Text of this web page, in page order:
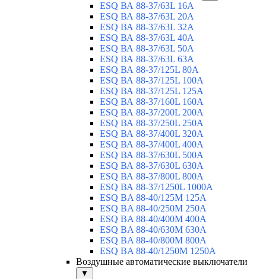
ESQ ВА 88-37/63L 16A
ESQ ВА 88-37/63L 20A
ESQ ВА 88-37/63L 32A
ESQ ВА 88-37/63L 40A
ESQ ВА 88-37/63L 50A
ESQ ВА 88-37/63L 63A
ESQ ВА 88-37/125L 80A
ESQ ВА 88-37/125L 100A
ESQ ВА 88-37/125L 125A
ESQ ВА 88-37/160L 160A
ESQ ВА 88-37/200L 200A
ESQ ВА 88-37/250L 250A
ESQ ВА 88-37/400L 320A
ESQ ВА 88-37/400L 400A
ESQ ВА 88-37/630L 500A
ESQ ВА 88-37/630L 630A
ESQ ВА 88-37/800L 800A
ESQ ВА 88-37/1250L 1000A
ESQ BA 88-40/125M 125A
ESQ BA 88-40/250M 250A
ESQ BA 88-40/400M 400A
ESQ BA 88-40/630М 630A
ESQ BA 88-40/800M 800A
ESQ BA 88-40/1250М 1250A
Воздушные автоматические выключатели
▼